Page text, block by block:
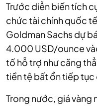
Trước diễn biến tích
chức tài chính quốc
Goldman Sachs dự
4.000 USD/ounce
tố hỗ trợ như căng
tiền tệ bất ổn tiếp tục
Trong nước, giá vàng